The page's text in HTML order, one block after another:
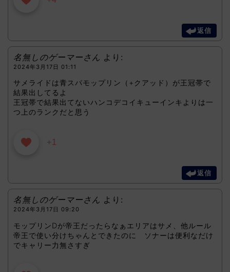
返信
名無しのゲーマーさん より:
2024年3月17日 01:11
サメライドは青スパモップリン（+クアッド）が王冠帯で
結果出してるよ
王冠帯で結果出てないハンコデコイキューインキよりは一
つ上のランクだと思う
+1
返信
名無しのゲーマーさん より:
2024年3月17日 09:20
モップリンDが帝王だったらなぁエリアはサメ、他ルール
帝王で使い分けちゃんとできたのに ソナーは便利なだけ
でキャリー力無さすぎ